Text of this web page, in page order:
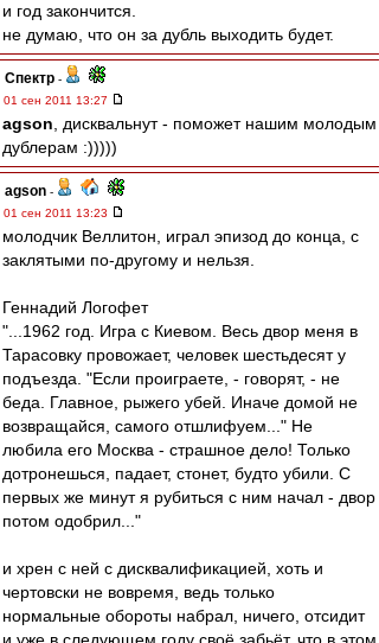
и год закончится.
не думаю, что он за дубль выходить будет.
Спектр -
01 сен 2011 13:27
agson , дисквальнут - поможет нашим молодым
дублерам :)))))
agson -
01 сен 2011 13:23
молодчик Веллитон, играл эпизод до конца, с
заклятыми по-другому и нельзя.
Геннадий Логофет
"...1962 год. Игра с Киевом. Весь двор меня в
Тарасовку провожает, человек шестьдесят у
подъезда. "Если проиграете, - говорят, - не
беда. Главное, рыжего убей. Иначе домой не
возвращайся, самого отшлифуем..." Не
любила его Москва - страшное дело! Только
дотронешься, падает, стонет, будто убили. С
первых же минут я рубиться с ним начал - двор
потом одобрил..."
и хрен с ней с дисквалификацией, хоть и
чертовски не вовремя, ведь только
нормальные обороты набрал, ничего, отсидит